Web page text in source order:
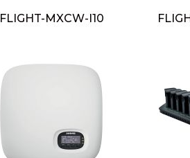
FLIGHT-MXCW-I10